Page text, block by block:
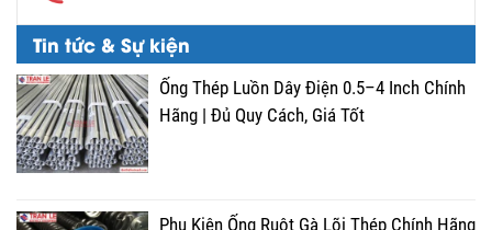
Tin tức & Sự kiện
Ống Thép Luồn Dây Điện 0.5–4 Inch Chính
Hãng | Đủ Quy Cách, Giá Tốt
Phụ Kiện Ống Ruột Gà Lõi Thép Chính Hãng